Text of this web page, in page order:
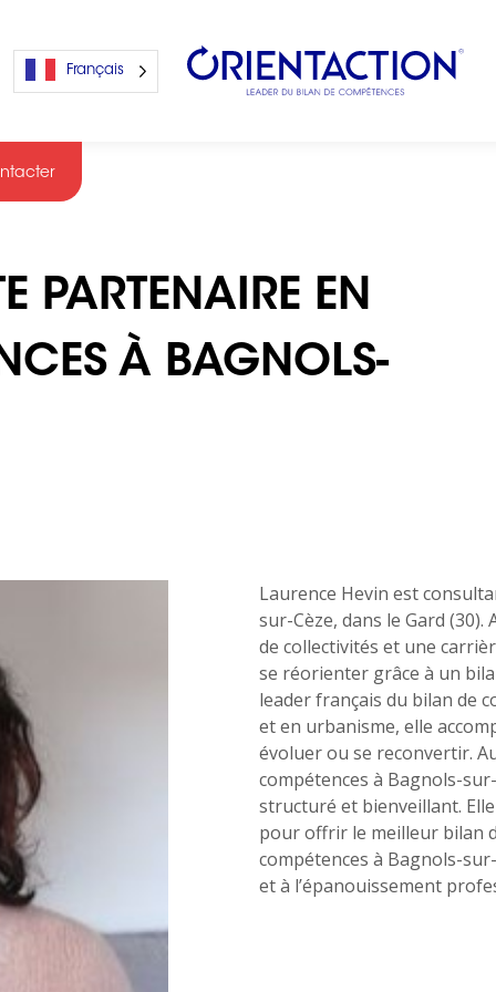
Français
24h
PARTENAIRE EN
À BAGNOLS-
Laurence Hevin est
sur-Cèze, dans le Gard
de collectivités et une
se réorienter grâce à un
leader français du bilan de
et en urbanisme, elle
évoluer ou se reconvertir.
compétences à Bagnols-
structuré et bienveillant.
pour offrir le meilleur bilan
compétences à Bagnols-
et à l’épanouissement